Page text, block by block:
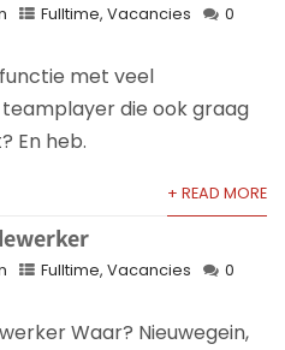
Fulltime, Vacancies
0
met veel
die ook graag
En heb.
+ READ MORE
Fulltime, Vacancies
0
Waar? Nieuwegein,